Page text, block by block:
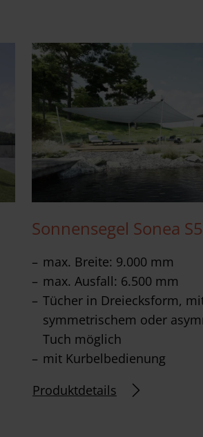
Sonnensegel Sonea
max. Breite: 9.000 mm
max. Ausfall: 6.500 mm
Tücher in Dreiecksform,
symmetrischem oder
Tuch möglich
mit Kurbelbedienung
Produktdetails